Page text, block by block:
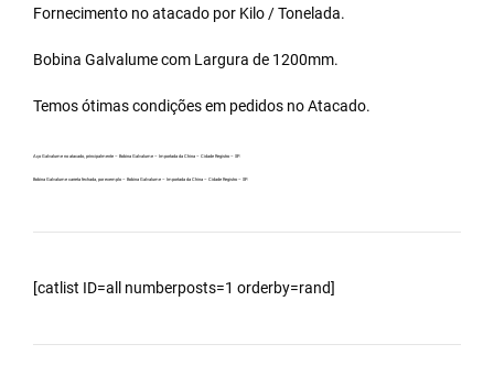
Fornecimento no atacado por Kilo / Tonelada.
Bobina Galvalumecom Largura de 1200mm.
Temos ótimas condições em pedidos no Atacado.
Aço Galvalume no atacado, principalmente – Bobina Galvalume – Importada da China – Cidade Registro – SP.
Bobina Galvalume carreta fechada, por exemplo – Bobina Galvalume – Importada da China – Cidade Registro – SP.
[catlist ID=all numberposts=1 orderby=rand]